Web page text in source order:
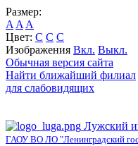
Размер:
A A A
Цвет: C C C
Изображения Вкл. Выкл.
Обычная версия сайта
Найти ближайший филиал
для слабовидящих
Лужский
ГАОУ ВО ЛО "Ленинградский